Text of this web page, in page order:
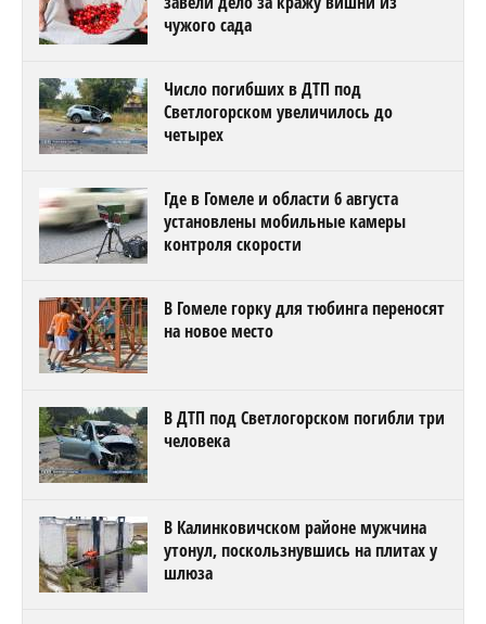
чужого сада
Число погибших в ДТП под
Светлогорском увеличилось до
четырех
Где в Гомеле и области 6 августа
установлены мобильные камеры
контроля скорости
В Гомеле горку для тюбинга переносят
на новое место
В ДТП под Светлогорском погибли три
человека
В Калинковичском районе мужчина
утонул, поскользнувшись на плитах у
шлюза